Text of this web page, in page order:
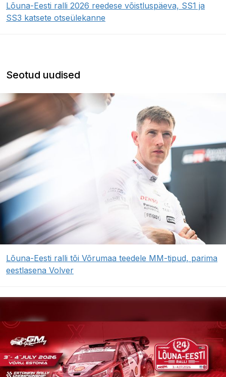
Lõuna-Eesti ralli 2026 reedese võistluspäeva, SS1 ja
SS3 katsete otseülekanne
Seotud uudised
Lõuna-Eesti ralli tõi Võrumaa teedele MM-tipud, parima
eestlasena Volver